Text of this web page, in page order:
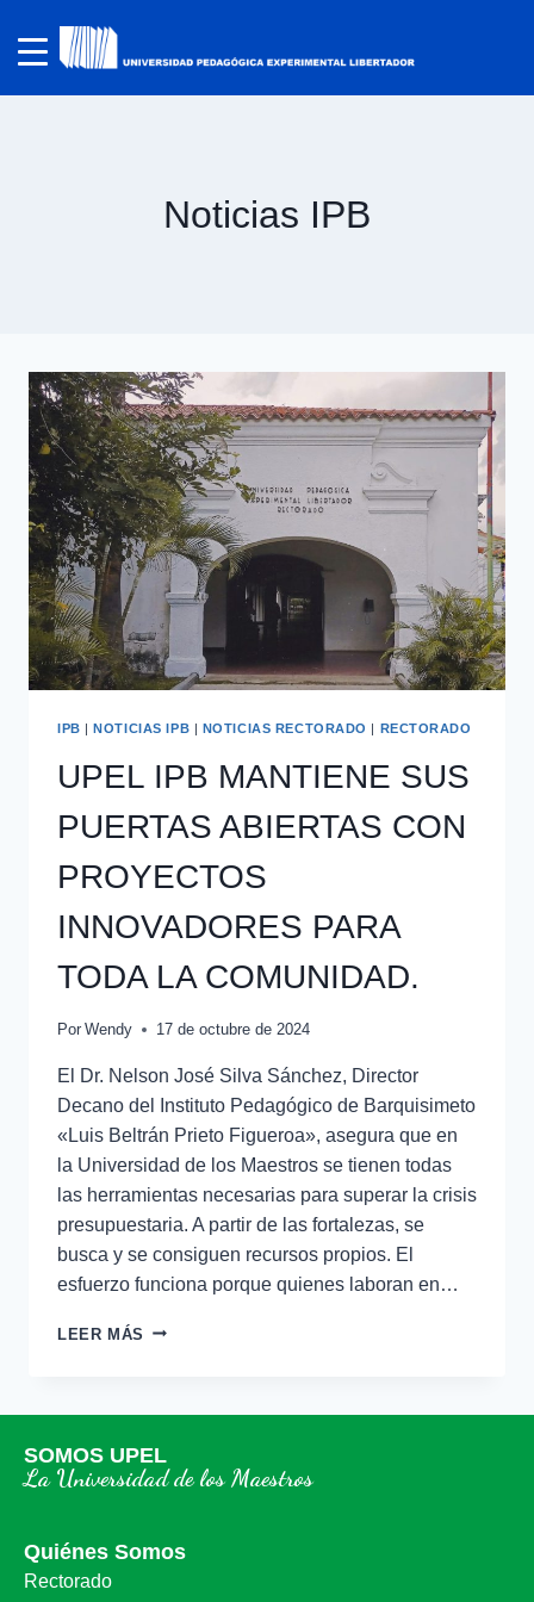
Noticias IPB
IPB |NOTICIAS IPB | NOTICIAS RECTORADO | RECTORADO
UPEL IPB MANTIENE SUS
PUERTAS ABIERTAS CON
PROYECTOS
INNOVADORES PARA
TODA LA COMUNIDAD.
Por Wendy 17 de octubre de 2024
El Dr. Nelson José Silva Sánchez, Director
Decano del Instituto Pedagógico de Barquisimeto
«Luis Beltrán Prieto Figueroa», asegura que en
la Universidad de los Maestros se tienen todas
las herramientas necesarias para superar la crisis
presupuestaria. A partir de las fortalezas, se
busca y se consiguen recursos propios. El
esfuerzo funciona porque quienes laboran en…
LEER MÁS
SOMOS UPEL
La Universidad de los Maestros
Quiénes Somos
Rectorado